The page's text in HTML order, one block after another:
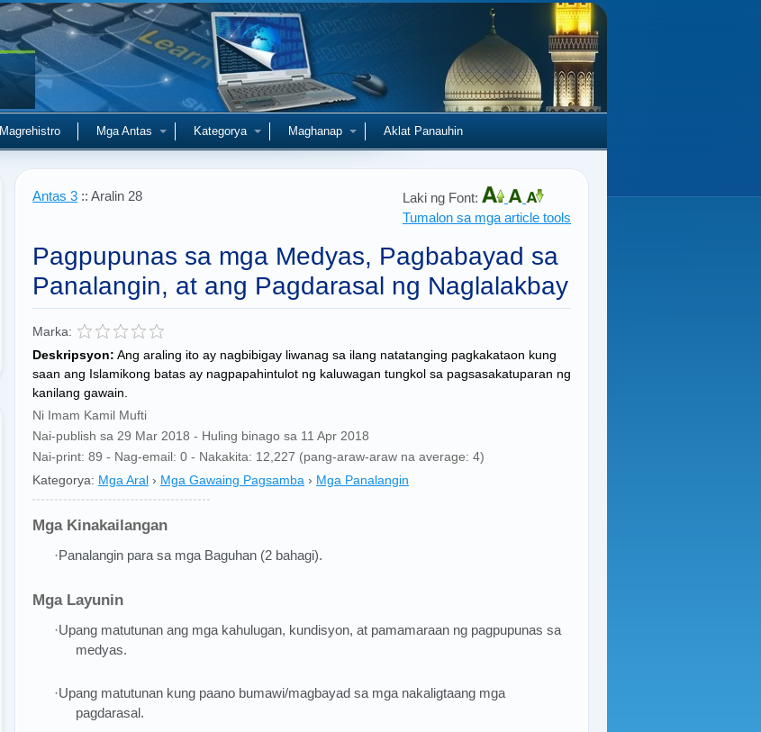
Magrehistro Mga Antas Kategorya Maghanap Aklat Panauhin
Antas 3 :: Aralin 28
Laki ng Font:
Tumalon sa mga article tools
Pagpupunas sa mga Medyas, Pagbabayad sa
Panalangin, at ang Pagdarasal ng Naglalakbay
Marka:
Deskripsyon: Ang araling ito ay nagbibigay liwanag sa ilang natatanging pagkakataon kung
saan ang Islamikong batas ay nagpapahintulot ng kaluwagan tungkol sa pagsasakatuparan ng
kanilang gawain.
Ni Imam Kamil Mufti
Nai-publish sa 29 Mar 2018 - Huling binago sa 11 Apr 2018
Nai-print: 89 - Nag-email: 0 - Nakakita: 12,227 (pang-araw-araw na average: 4)
Kategorya: Mga Aral › Mga Gawaing Pagsamba › Mga Panalangin
Mga Kinakailangan
·Panalangin para sa mga Baguhan (2 bahagi).
Mga Layunin
·Upang matutunan ang mga kahulugan, kundisyon, at pamamaraan ng pagpupunas sa
medyas.
·Upang matutunan kung paano bumawi/magbayad sa mga nakaligtaang mga
pagdarasal.